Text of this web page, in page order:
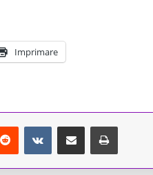
Imprimare
Reddit VKontakteShare via Email Tipărește